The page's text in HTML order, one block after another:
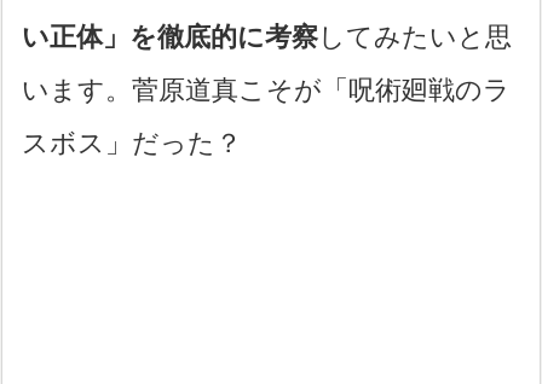
い正体」を徹底的に考察してみたいと思
います。菅原道真こそが「呪術廻戦のラ
スボス」だった？